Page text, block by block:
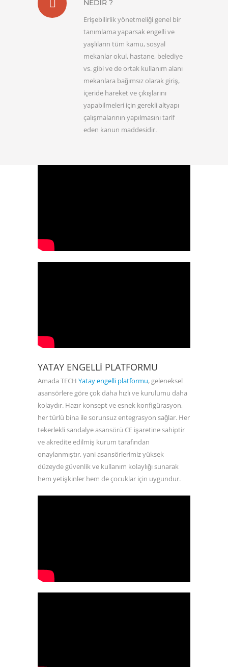
NEDIR ?
Erişebilirlik yönetmeliği genel bir
tanımlama yaparsak engelli ve
yaşlıların tüm kamu, sosyal
mekanlar okul, hastane, belediye
vs. gibi ve de ortak kullanım alanı
mekanlara bağımsız olarak giriş,
içeride hareket ve çıkışlarını
yapabilmeleri için gerekli altyapı
çalışmalarının yapılmasını tarif
eden kanun maddesidir.
YATAY ENGELLI PLATFORMU
Amada TECH Yatay engelli platformu, geleneksel
asansörlere göre çok daha hızlı ve kurulumu daha
kolaydır. Hazır konsept ve esnek konfigürasyon,
her türlü bina ile sorunsuz entegrasyon sağlar. Her
tekerlekli sandalye asansörü CE işaretine sahiptir
ve akredite edilmiş kurum tarafından
onaylanmıştır, yani asansörlerimiz yüksek
düzeyde güvenlik ve kullanım kolaylığı sunarak
hem yetişkinler hem de çocuklar için uygundur.